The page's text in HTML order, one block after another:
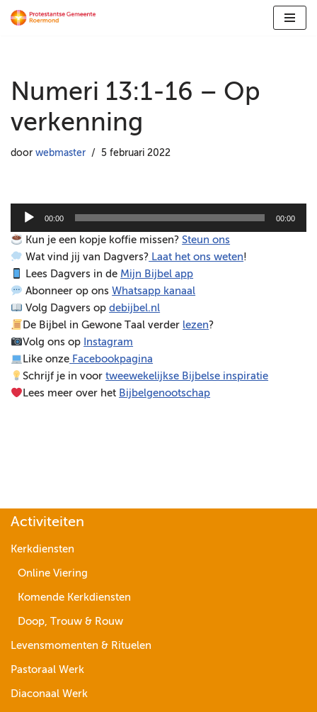
inhoud
Numeri 13:1-16 – Op
verkenning
door webmaster 5 februari 2022
d
i
o
s
p
e
l
e
00:00 00:00
Kun je een kopje koffie missen?Steun ons
Wat vind jij van Dagvers? Laat het ons weten!
Lees Dagvers in de Mijn Bijbel app
Abonneer op onsWhatsapp kanaal
Volg Dagvers opdebijbel.nl
De Bijbel in Gewone Taal verder lezen?
Volg ons op Instagram
Like onze Facebookpagina
Schrijf je in voortweewekelijkse Bijbelse inspiratie
Lees meer over het Bijbelgenootschap
Activiteiten
Kerkdiensten
Online Viering
Komende Kerkdiensten
Doop, Trouw & Rouw
Levensmomenten & Rituelen
Pastoraal Werk
Diaconaal Werk